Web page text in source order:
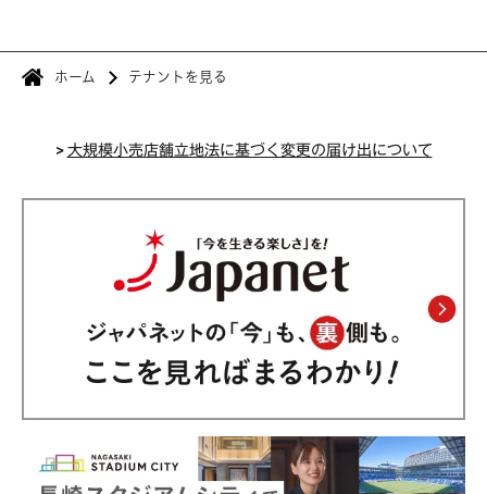
ホーム テナントを見る
>大規模小売店舗立地法に基づく変更の届け出について